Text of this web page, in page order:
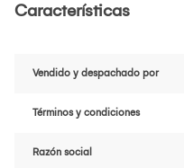
Características
Vendido y despachado por
Términos y condiciones
Razón social